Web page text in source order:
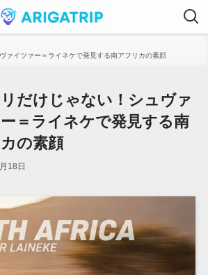
ァイツァー＝ライネケで発見する南アフリカの素顔
だけじゃない！シュヴァ
＝ライネケで発見する南
の素顔
18日